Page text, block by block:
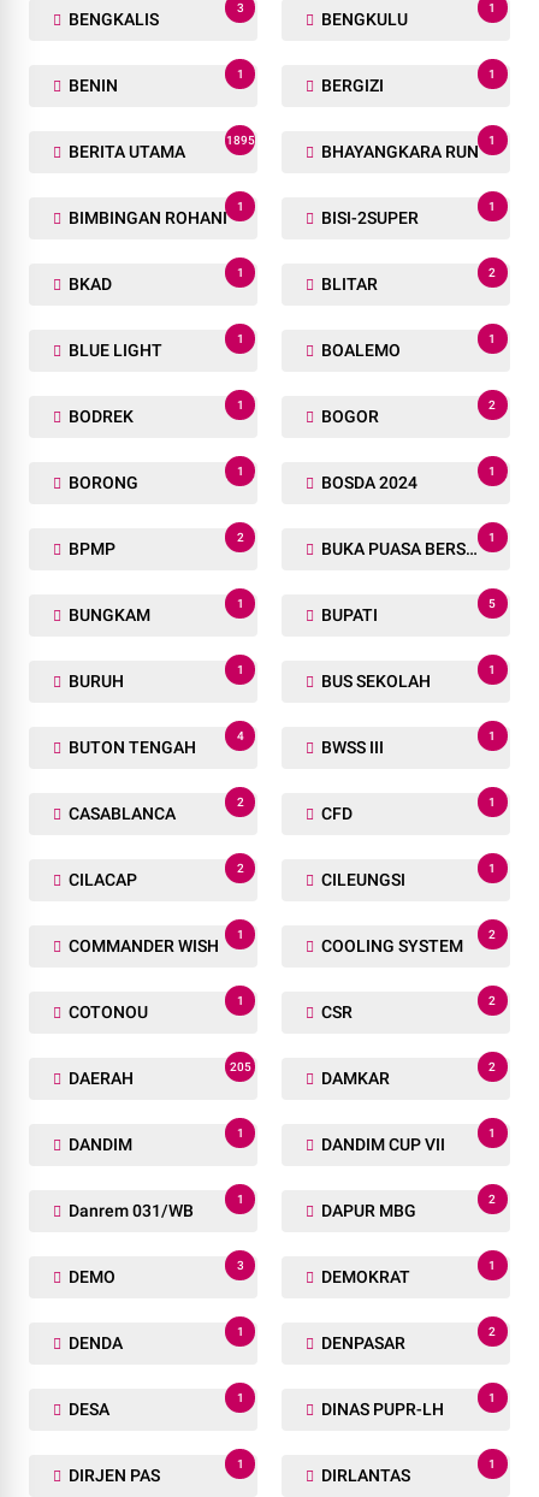
BENGKALIS
3
BENGKULU
1
BENIN
1
BERGIZI
1
BERITA UTAMA
1895
BHAYANGKARA RUN
1
BIMBINGAN ROHANI
1
BISI-2SUPER
1
BKAD
1
BLITAR
2
BLUE LIGHT
1
BOALEMO
1
BODREK
1
BOGOR
2
BORONG
1
BOSDA 2024
1
BPMP
2
BUKA PUASA BERSAMA
1
BUNGKAM
1
BUPATI
5
BURUH
1
BUS SEKOLAH
1
BUTON TENGAH
4
BWSS III
1
CASABLANCA
2
CFD
1
CILACAP
2
CILEUNGSI
1
COMMANDER WISH
1
COOLING SYSTEM
2
COTONOU
1
CSR
2
DAERAH
205
DAMKAR
2
DANDIM
1
DANDIM CUP VII
1
Danrem 031/WB
1
DAPUR MBG
2
DEMO
3
DEMOKRAT
1
DENDA
1
DENPASAR
2
DESA
1
DINAS PUPR-LH
1
DIRJEN PAS
1
DIRLANTAS
1